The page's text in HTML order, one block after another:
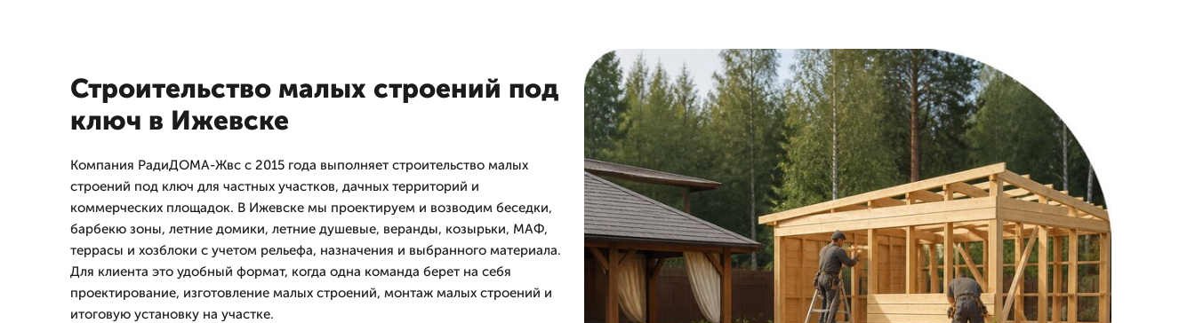
Строительство малых строений под
ключ в Ижевске
Компания РадиДОМА-Жвс с 2015 года выполняет строительство малых
строений под ключ для частных участков, дачных территорий и
коммерческих площадок. В Ижевске мы проектируем и возводим беседки,
барбекю зоны, летние домики, летние душевые, веранды, козырьки, МАФ,
террасы и хозблоки с учетом рельефа, назначения и выбранного материала.
Для клиента это удобный формат, когда одна команда берет на себя
проектирование, изготовление малых строений, монтаж малых строений и
итоговую установку на участке.